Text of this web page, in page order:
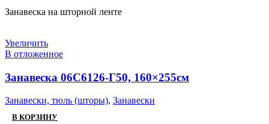
Занавеска на шторной ленте
Увеличить
В отложенное
Занавеска 06С6126-Г50, 160×255см
Занавески, тюль (шторы), Занавески
В КОРЗИНУ